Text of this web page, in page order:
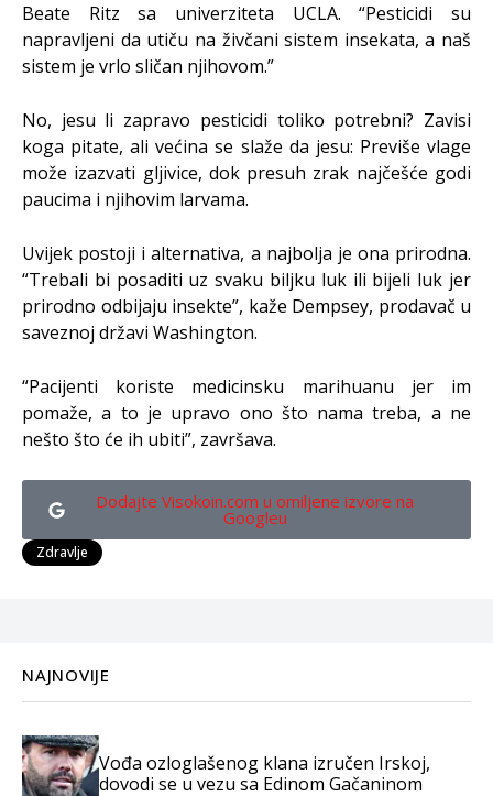
Beate Ritz sa univerziteta UCLA. “Pesticidi su
napravljeni da utiču na živčani sistem insekata, a naš
sistem je vrlo sličan njihovom.”
No, jesu li zapravo pesticidi toliko potrebni? Zavisi
koga pitate, ali većina se slaže da jesu: Previše vlage
može izazvati gljivice, dok presuh zrak najčešće godi
paucima i njihovim larvama.
Uvijek postoji i alternativa, a najbolja je ona prirodna.
“Trebali bi posaditi uz svaku biljku luk ili bijeli luk jer
prirodno odbijaju insekte”, kaže Dempsey, prodavač u
saveznoj državi Washington.
“Pacijenti koriste medicinsku marihuanu jer im
pomaže, a to je upravo ono što nama treba, a ne
nešto što će ih ubiti”, završava.
Dodajte Visokoin.com u omiljene izvore na
Googleu
Zdravlje
NAJNOVIJE
Vođa ozloglašenog klana izručen Irskoj,
dovodi se u vezu sa Edinom Gačaninom